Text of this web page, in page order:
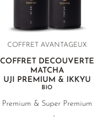
COFFRET AVANTAGEUX
COFFRET DÉCOUVERTE
MATCHA
UJI PREMIUM & IKKYU
BIO
Premium & Super Premium